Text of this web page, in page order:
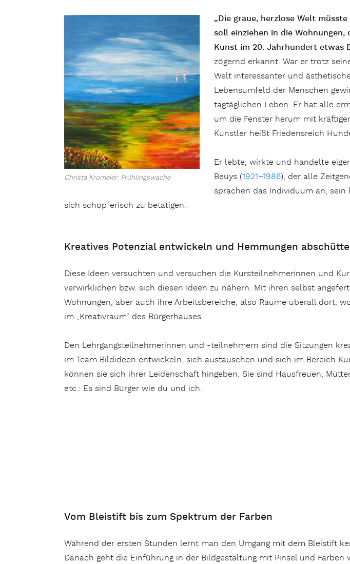
Christa Kromeier: Frühlingswache
„Die graue, herzlose Welt
soll einziehen in die Wohnungen,
Kunst im 20. Jahrhundert etwas
zögernd erkannt. War er trotz
Welt interessanter und
Lebensumfeld der Menschen
tagtäglichen Leben. Er hat alle
um die Fenster herum mit
Künstler heißt Friedensreich
Er lebte, wirkte und handelte
Beuys (1921–1986), der alle
sprachen das Individuum an,
sich schöpferisch zu betätigen.
Kreatives Potenzial entwickeln und Hemmungen
Diese Ideen versuchten und versuchen die Kursteilnehmerinnen und
verwirklichen bzw. sich diesen Ideen zu nähern. Mit ihren selbst
Wohnungen, aber auch ihre Arbeitsbereiche, also Räume überall dort,
im „Kreativraum“ des Bürgerhauses.
Den Lehrgangsteilnehmerinnen und -teilnehmern sind die Sitzungen
im Team Bildideen entwickeln, sich austauschen und sich im Bereich
können sie sich ihrer Leidenschaft hingeben. Sie sind Hausfreuen,
etc.: Es sind Bürger wie du und ich.
Vom Bleistift bis zum Spektrum der Farben
Während der ersten Stunden lernt man den Umgang mit dem Bleistift
Danach geht die Einführung in der Bildgestaltung mit Pinsel und